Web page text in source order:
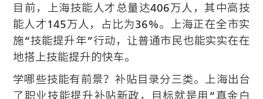
目前，上海技能人才总量达406万人，其中高技
能人才145万人，占比为36%。上海正在全市实
施“技能提升年”行动，让普通市民也能实实在在
地搭上技能提升的快车。
学哪些技能有前景？补贴目录分三类。上海出台
了职业技能提升补贴新政，目标就是用“真金白